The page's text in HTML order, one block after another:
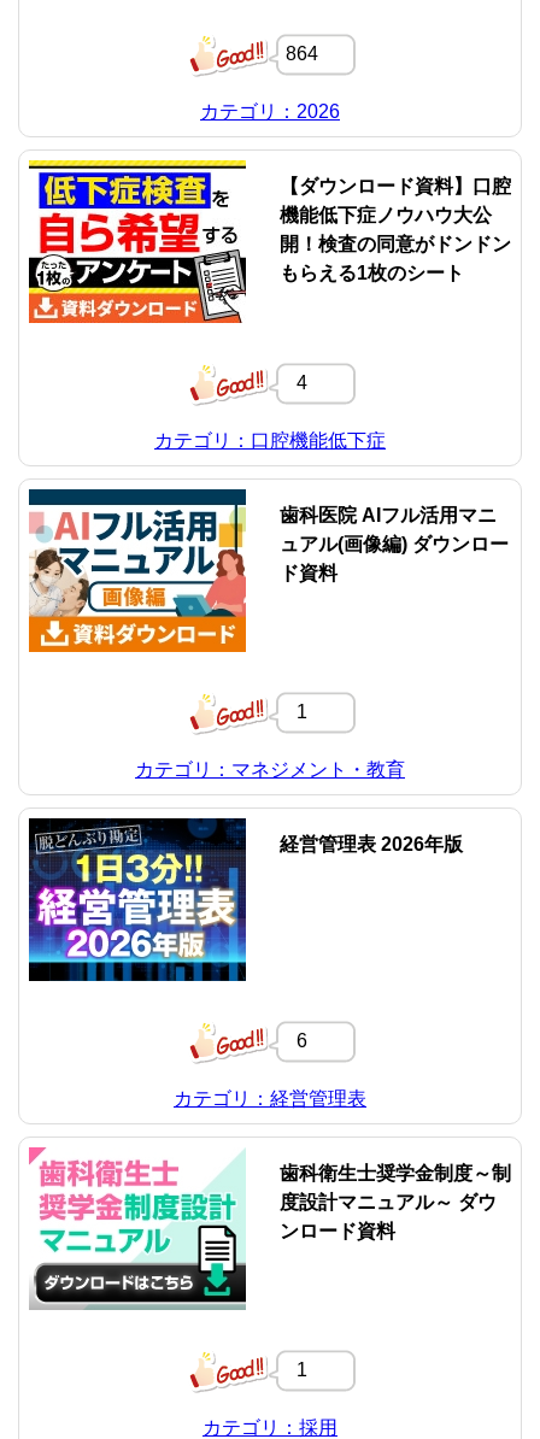
864
カテゴリ：2026
【ダウンロード資料】口腔
機能低下症ノウハウ大公
開！検査の同意がドンドン
もらえる1枚のシート
4
カテゴリ：口腔機能低下症
歯科医院 AIフル活用マニ
ュアル(画像編) ダウンロー
ド資料
1
カテゴリ：マネジメント・教育
経営管理表 2026年版
6
カテゴリ：経営管理表
歯科衛生士奨学金制度～制
度設計マニュアル～ ダウ
ンロード資料
1
カテゴリ：採用